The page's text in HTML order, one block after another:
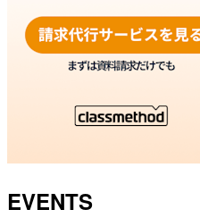
EVENTS